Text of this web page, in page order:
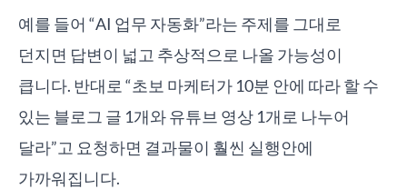
예를 들어 “AI 업무 자동화”라는 주제를 그대로
던지면 답변이 넓고 추상적으로 나올 가능성이
큽니다. 반대로 “초보 마케터가 10분 안에 따라 할 수
있는 블로그 글 1개와 유튜브 영상 1개로 나누어
달라”고 요청하면 결과물이 훨씬 실행안에
가까워집니다.